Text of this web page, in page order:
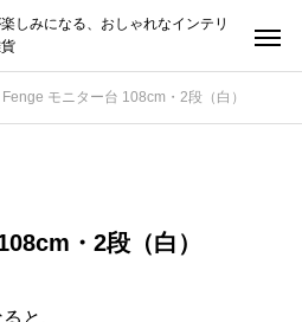
しみになる、おしゃれなインテリ
Fenge モニター台 108cm・2段（白）
・2段（白）
と、